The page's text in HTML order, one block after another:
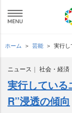
ホーム 芸能 実行し
ニュース 社会・経済
実行している
R”浸透の傾向